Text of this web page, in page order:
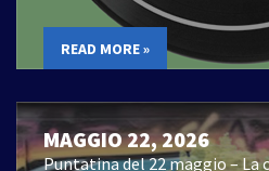
READ MORE »
MAGGIO 22, 2026
Puntatina del 22 maggio – La